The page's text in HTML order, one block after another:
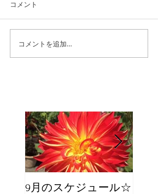
コメント
コメントを追加…
9月のスケジュール☆